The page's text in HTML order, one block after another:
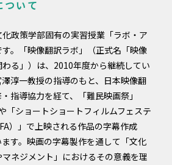
ついて
化政策学部固有の実習授業「ラボ・ア
。「映像翻訳ラボ」（正式名「映像
る」）は、2010年度から継続してい
淳一教授の指導のもと、日本映像翻
指導協力を経て、「難民映画祭」
「ショートショートフィルムフェステ
）」で上映される作品の字幕作成
す。映画の字幕製作を通して「文化
ネジメント」におけるその意義を理